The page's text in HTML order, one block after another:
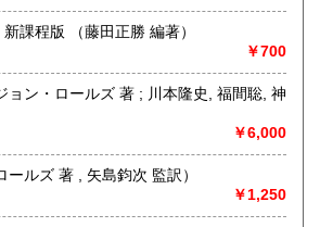
会科学、自然科学、美術工芸、国語国
理解しやすい倫理 新課程版 （藤田正勝 編著）
￥700
￥6,000
・ロールズ 著 , 矢島鈞次 監訳）
￥1,250